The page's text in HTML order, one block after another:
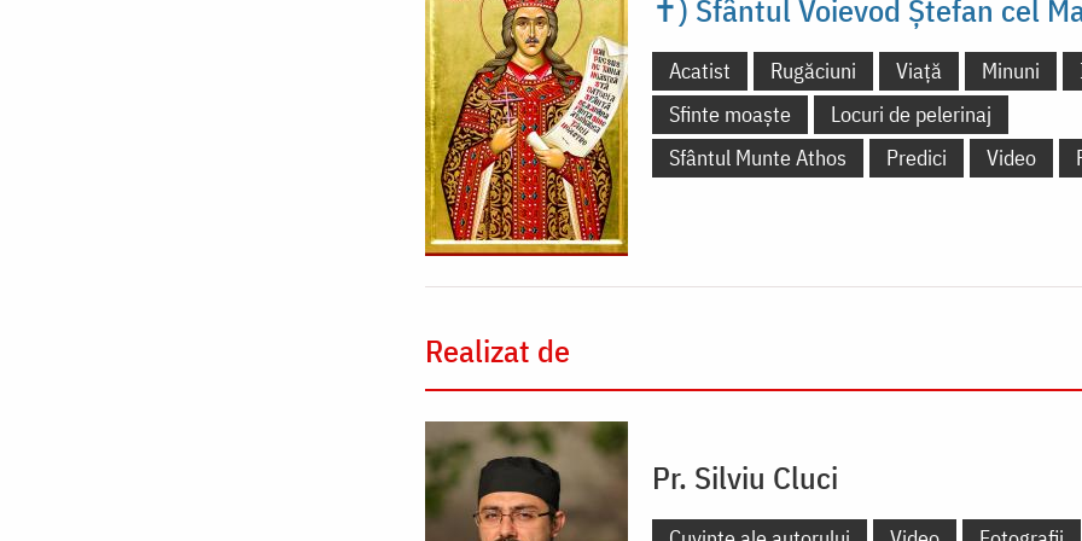
✝) Sfântul Voievod Ștefan cel
Acatist Rugăciuni Viață Minuni
Sfinte moaște
Locuri de pelerinaj
Sfântul Munte Athos
Predici Video
Realizat de
Pr. Silviu Cluci